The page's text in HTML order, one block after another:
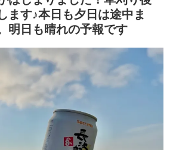
ます♪本日も夕日は途中ま
明日も晴れの予報です